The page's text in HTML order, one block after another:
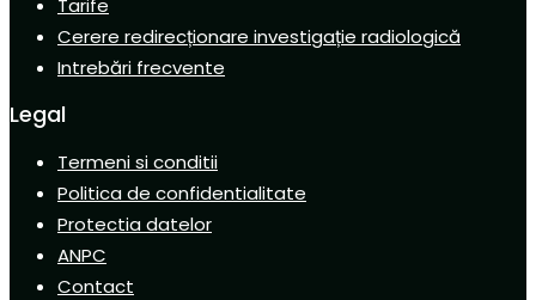
Cerere redirecționare investigație radiologică
Intrebări frecvente
Legal
Termeni si conditii
Politica de confidentialitate
Protectia datelor
ANPC
Contact